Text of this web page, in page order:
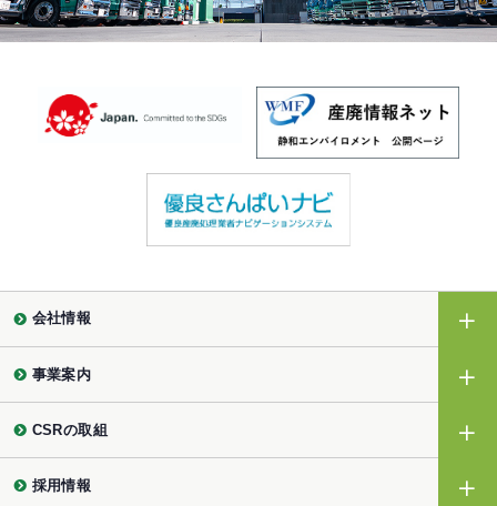
会社情報
事業案内
CSRの取組
採用情報